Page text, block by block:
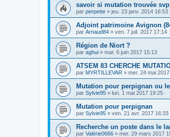
savoir si mutation trouvée
par perpette » jeu. 23 janv. 2014 16:53
Adjoint patrimoine Avignon
par Arnaud84 » ven. 7 juil. 2017 17:14
Région de Niort ?
par aghui » mar. 6 juin 2017 15:13
ATSEM 83 CHERCHE
par MYRTILLEVAR » mer. 24 mai
Mutation pour perpignan ou
par Sylvie95 » lun. 1 mai 2017 19:25
Mutation pour perpignan
par Sylvie95 » ven. 21 avr. 2017 16:33
Recherche un poste dans le
par Valérie0666 » mer. 29 mars 2017